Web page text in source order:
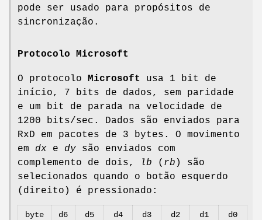
pode ser usado para propósitos de
sincronização.
Protocolo Microsoft
O protocolo Microsoft
usa 1 bit de
início, 7 bits de dados, sem paridade
e um bit de parada na velocidade de
1200 bits/sec. Dados são enviados para
RxD em pacotes de 3 bytes. O movimento
em dx e dy são enviados com
complemento de dois,
lb ( rb ) são
selecionados quando o botão esquerdo
(direito) é pressionado:
byte d6 d5 d4 d3 d2 d1 d0